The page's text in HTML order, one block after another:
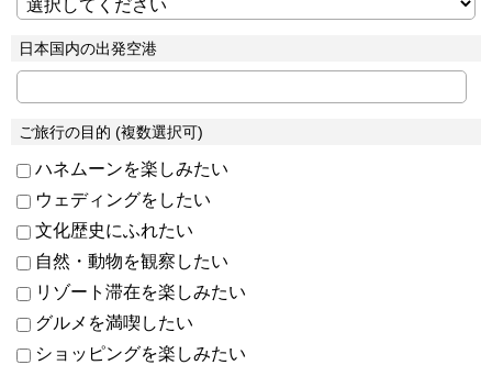
日本国内の出発空港
ご旅行の目的 (複数選択可)
ハネムーンを楽しみたい
ウェディングをしたい
文化歴史にふれたい
自然・動物を観察したい
リゾート滞在を楽しみたい
グルメを満喫したい
ショッピングを楽しみたい